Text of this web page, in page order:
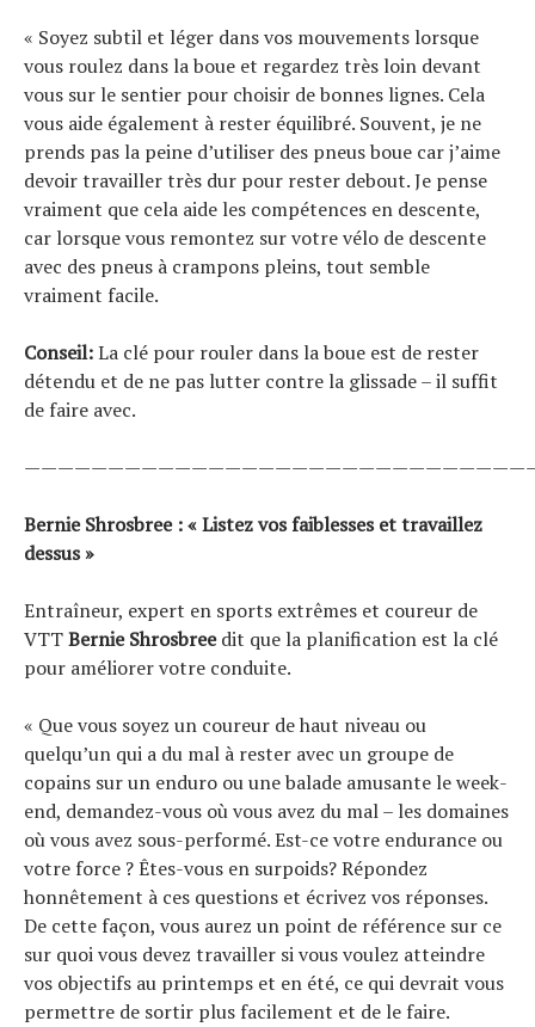
« Soyez subtil et léger dans vos mouvements lorsque
vous roulez dans la boue et regardez très loin devant
vous sur le sentier pour choisir de bonnes lignes. Cela
vous aide également à rester équilibré. Souvent, je ne
prends pas la peine d’utiliser des pneus boue car j’aime
devoir travailler très dur pour rester debout. Je pense
vraiment que cela aide les compétences en descente,
car lorsque vous remontez sur votre vélo de descente
avec des pneus à crampons pleins, tout semble
vraiment facile.
Conseil:La clé pour rouler dans la boue est de rester
détendu et de ne pas lutter contre la glissade – il suffit
de faire avec.
Bernie Shrosbree : « Listez vos faiblesses et travaillez
dessus »
Entraîneur, expert en sports extrêmes et coureur de
VTTBernie Shrosbreedit que la planification est la clé
pour améliorer votre conduite.
« Que vous soyez un coureur de haut niveau ou
quelqu’un qui a du mal à rester avec un groupe de
copains sur un enduro ou une balade amusante le week-
end, demandez-vous où vous avez du mal – les domaines
où vous avez sous-performé. Est-ce votre endurance ou
votre force ? Êtes-vous en surpoids? Répondez
honnêtement à ces questions et écrivez vos réponses.
De cette façon, vous aurez un point de référence sur ce
sur quoi vous devez travailler si vous voulez atteindre
vos objectifs au printemps et en été, ce qui devrait vous
permettre de sortir plus facilement et de le faire.